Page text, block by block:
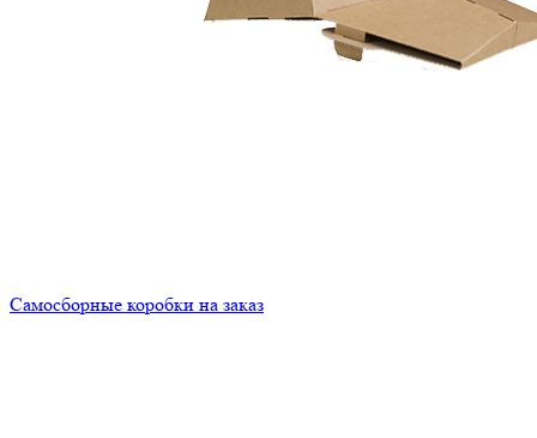
Самосборные коробки на заказ